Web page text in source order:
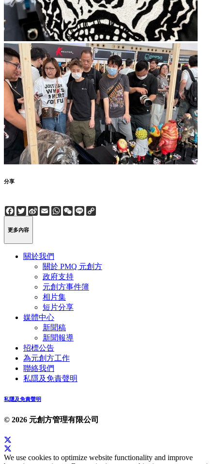
分享
Facebook
Twitter
Sina
Weibo
EmailWhatsApp
WeChat
Line
更多內容
關於我們
關於 PMQ 元創方
政府支持
元創方事件簿
相片集
短片分享
媒體中心
新聞稿
新聞報導
招標公告
為元創方工作
聯絡我們
私隱及免責聲明
私隱及免責聲明
© 2026 元創方管理有限公司
We use cookies to optimize website functionality and improve